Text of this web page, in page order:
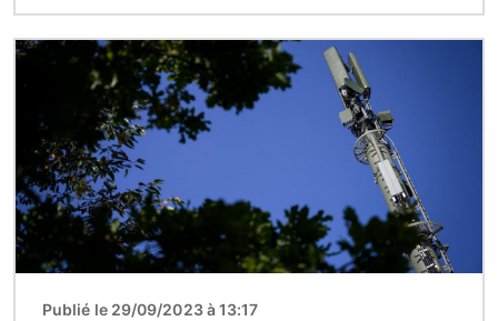
Image
Publié le 29/09/2023 à 13:17